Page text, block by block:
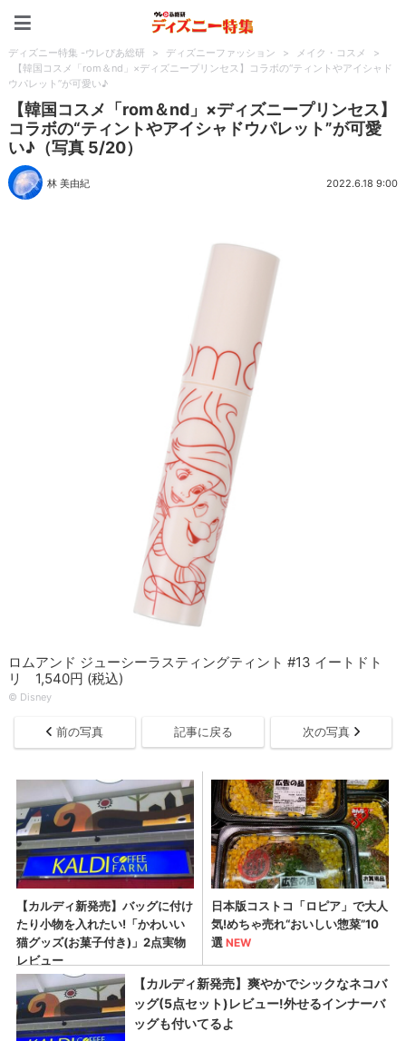
ディズニー特集 -ウレぴあ総研 > ディズニーファッション > メイク・コスメ
>
【韓国コスメ「rom＆nd」×ディズニープリンセス】コラボの“ティントやアイシャド
ウパレット”が可愛い♪
【韓国コスメ「rom＆nd」×ディズニープリンセス】
コラボの“ティントやアイシャドウパレット”が可愛
い♪（写真 5/20）
林 美由紀 2022.6.18 9:00
ロムアンド ジューシーラスティングティント #13 イートドト
リ 1,540円 (税込)
© Disney
前の写真 記事に戻る 次の写真